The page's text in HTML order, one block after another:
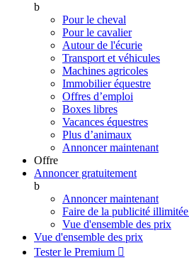
b
Pour le cheval
Pour le cavalier
Autour de l'écurie
Transport et véhicules
Machines agricoles
Immobilier équestre
Offres d’emploi
Boxes libres
Vacances équestres
Plus d’animaux
Annoncer maintenant
Offre
Annoncer gratuitement
b
Annoncer maintenant
Faire de la publicité illimitée
Vue d'ensemble des prix
Vue d'ensemble des prix
Tester le Premium 